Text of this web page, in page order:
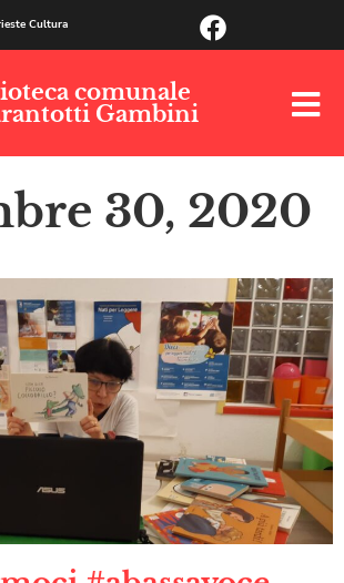
Cultura
comunale
Gambini
30, 2020